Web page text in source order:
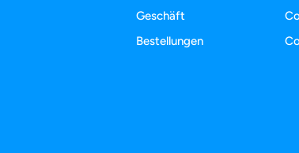
Geschäft
Bestellungen